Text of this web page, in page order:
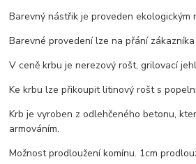
Barevný nástřik je proveden ekologickým
Barevné provedení lze na přání zákazníka
V ceně krbu je nerezový rošt, grilovací
Ke krbu lze přikoupit litinový rošt s
Krb je vyroben z odlehčeného betonu,
armováním.
Možnost prodloužení komínu. 1cm